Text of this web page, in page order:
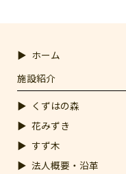
ホーム
施設紹介
くずはの森
花みずき
すず木
法人概要・沿革